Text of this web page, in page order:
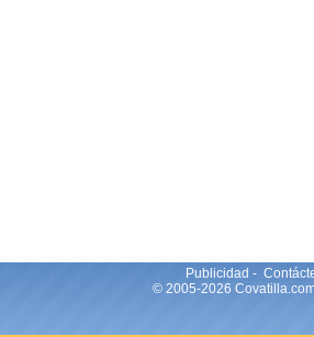
Publicidad -
© 2005-2026Covatilla